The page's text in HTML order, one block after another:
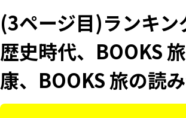
(3ページ目)ランキン
歴史時代、BOOKS
康、BOOKS 旅の読